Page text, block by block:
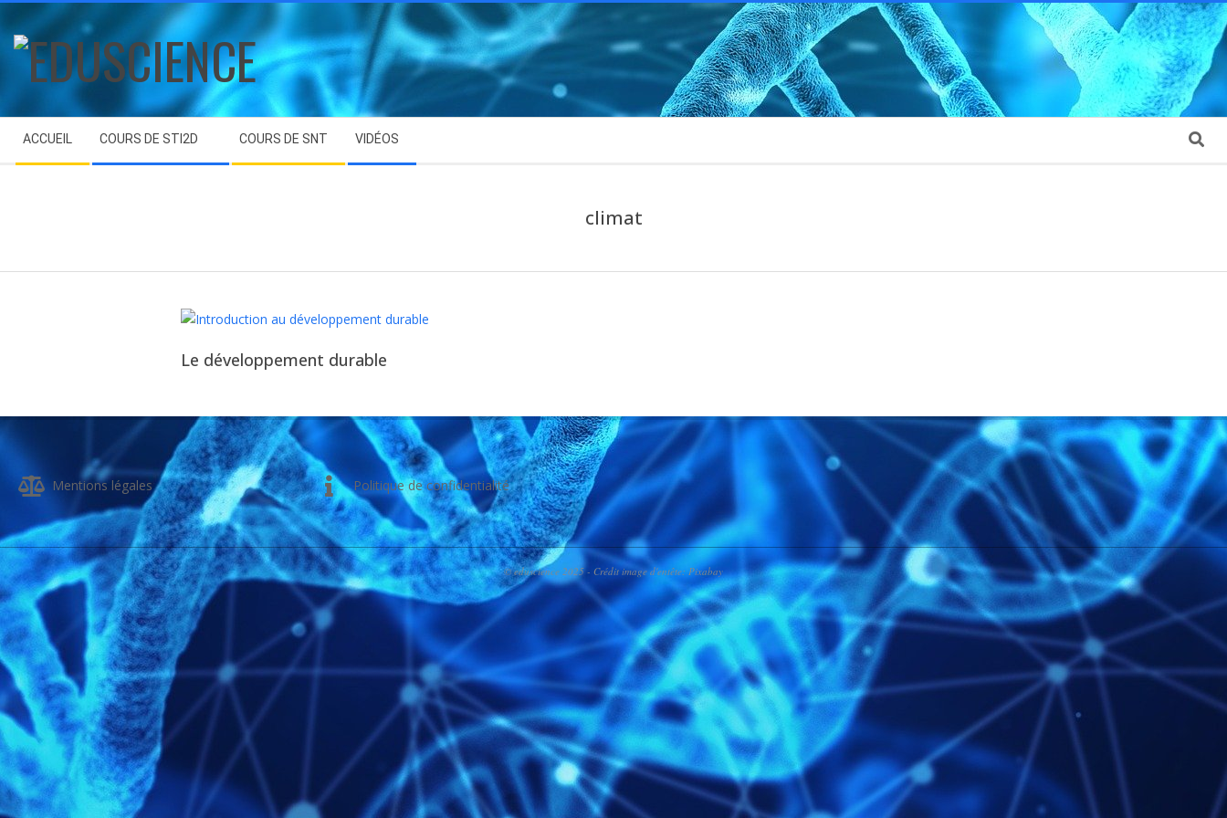
to
content
EDUSCIENCE
Navigation
Menu
ACCUEIL COURS DE STI2D COURS DE SNT VIDÉOS Search
climat
Le développement durable
03
Mentions légales Politique de confidentialité
© eduscience 2025 - Crédit image d'entête: Pixabay